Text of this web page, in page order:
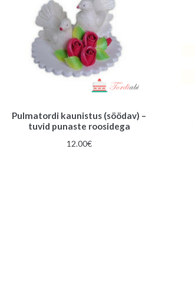
Pulmatordi kaunistus (söödav) –
tuvid punaste roosidega
12.00€